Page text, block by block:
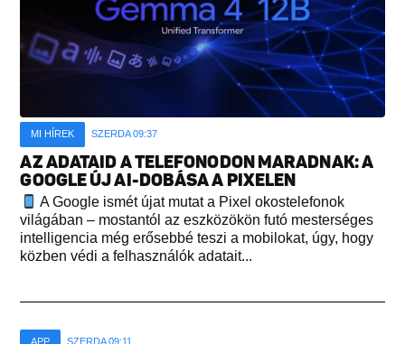
MI HÍREK SZERDA 09:37
AZ ADATAID A TELEFONODON MARADNAK: A
GOOGLE ÚJ AI-DOBÁSA A PIXELEN
A Google ismét újat mutat a Pixel okostelefonok
világában – mostantól az eszközökön futó mesterséges
intelligencia még erősebbé teszi a mobilokat, úgy, hogy
közben védi a felhasználók adatait...
APP SZERDA 09:11